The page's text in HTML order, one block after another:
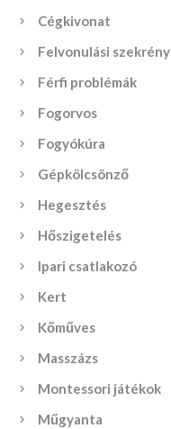
Cégkivonat
Felvonulási szekrény
Férfi problémák
Fogorvos
Fogyókúra
Gépkölcsönző
Hegesztés
Hőszigetelés
Ipari csatlakozó
Kert
Kőműves
Masszázs
Montessori játékok
Műgyanta